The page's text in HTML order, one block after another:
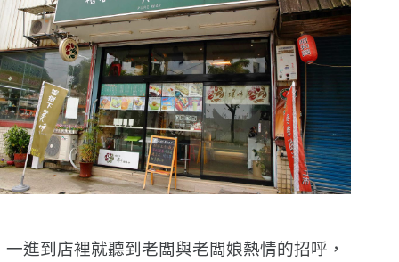
一進到店裡就聽到老闆與老闆娘熱情的招呼，